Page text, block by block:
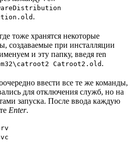
.
тоже хранятся некоторые
создаваемые при инсталляции
и эту папку, введя ren
Catroot2.old .
ввести все те же команды,
для отключения служб, но на
запуска. После ввода каждую
Enter.